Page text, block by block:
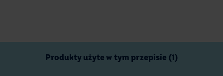
Produkty użyte w tym przepisie (1)